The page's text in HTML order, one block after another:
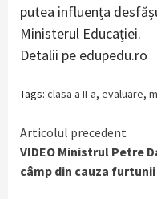
putea influența
Ministerul Educației.
Detalii pe edupedu.ro
Tags: clasa a II-a, evaluare,
Continue
Reading
Articolul precedent
VIDEO Ministrul Petre
câmp din cauza furtunii